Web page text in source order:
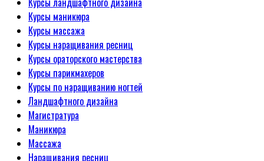
Курсы маникюра
Курсы массажа
Курсы наращивания ресниц
Курсы ораторского мастерства
Курсы парикмахеров
Курсы по наращиванию ногтей
Ландшафтного дизайна
Магистратура
Маникюра
Массажа
Наращивания ресниц